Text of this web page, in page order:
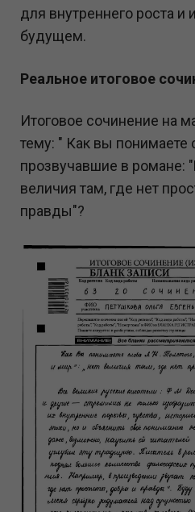
для внутреннего роста и
будущем.
Реальное итоговое
Итоговое сочинение на
тему: " Как вы понимаете
прозвучавшие в романе:
величия там, где нет
правды"?